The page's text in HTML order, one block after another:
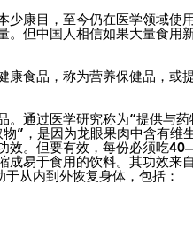
少康目，至今仍在医学领域使
。但中国人相信如果大量食用
康食品，称为营养保健品，或
。通过医学研究称为“提供与
”，是因为龙眼果肉中含有
效。但要有效，每份必须吃
成易于食用的饮料。其功效来
从内到外恢复身体，包括：